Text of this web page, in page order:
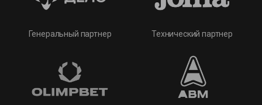
Генеральный партнер Технический партнер